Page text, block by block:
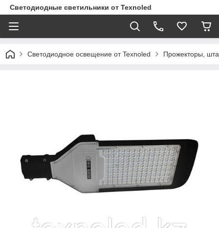
Светодиодные светильники от Texnoled
Светодиодное освещение от Texnoled Прожекторы,